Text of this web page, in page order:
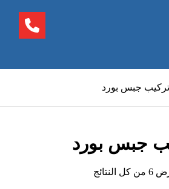
تركيب جبس بورد
جبس بورد
كل النتائج